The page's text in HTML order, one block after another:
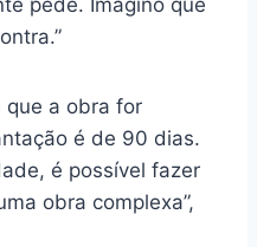
que a obra for
é de 90 dias.
é possível fazer
obra complexa”,